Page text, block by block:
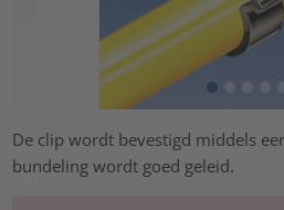
De clip wordt bevestigd middels
bundeling wordt goed geleid.